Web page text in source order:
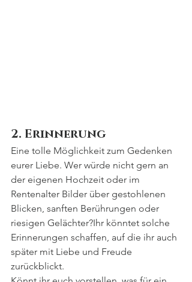
2. Erinnerung
Eine tolle Möglichkeit zum Gedenken
eurer Liebe. Wer würde nicht gern an
der eigenen Hochzeit oder im
Rentenalter Bilder über gestohlenen
Blicken, sanften Berührungen oder
riesigen Gelächter?Ihr könntet solche
Erinnerungen schaffen, auf die ihr auch
später mit Liebe und Freude
zurückblickt.